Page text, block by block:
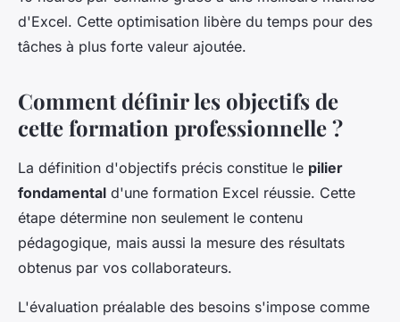
d'Excel. Cette optimisation libère du temps pour des
tâches à plus forte valeur ajoutée.
Comment définir les objectifs de
cette formation professionnelle ?
La définition d'objectifs précis constitue le pilier
fondamental d'une formation Excel réussie. Cette
étape détermine non seulement le contenu
pédagogique, mais aussi la mesure des résultats
obtenus par vos collaborateurs.
L'évaluation préalable des besoins s'impose comme